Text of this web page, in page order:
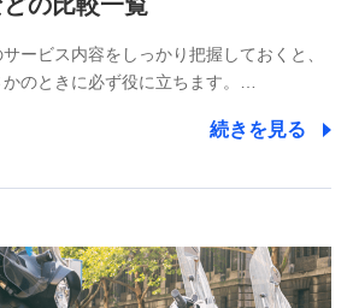
報などの個人データ
ールアドレス、お客さまの識別子、属
ドコモが提供する各種サービスなどの
に関する情報。例として、当社又は株式
する各種サービスのご契約状態・ご利
ービス内容をしっかり把握しておくと、
のときに必ず役に立ちます。…
続きを見る